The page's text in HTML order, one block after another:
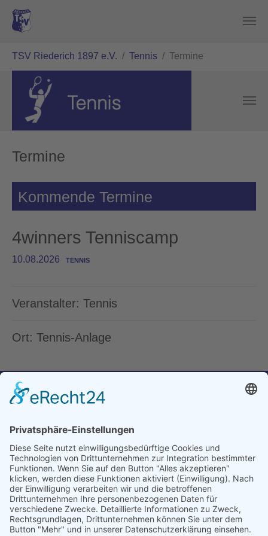
TSV Riederich 1897 e.V. Tennis Termine
Termine
Kommende Termine
4winners Tenniscamp
10.08.2026 TENNIS
Veranstalter: Tennis
Ort: Tennis-Anlage
Geschäftsstelle TSV Riederich 1897 e.V.
+49 7123 35472
info@tsv-riederich.de
Dienstag 16:00-18:00 Uhr